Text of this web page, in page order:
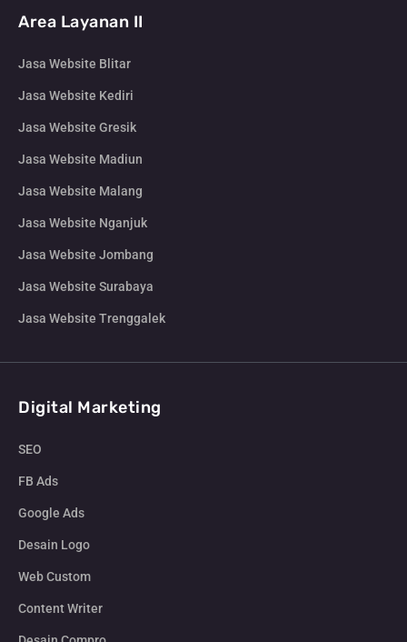
Area Layanan II
Jasa Website Blitar
Jasa Website Kediri
Jasa Website Gresik
Jasa Website Madiun
Jasa Website Malang
Jasa Website Nganjuk
Jasa Website Jombang
Jasa Website Surabaya
Jasa Website Trenggalek
Digital Marketing
SEO
FB Ads
Google Ads
Desain Logo
Web Custom
Content Writer